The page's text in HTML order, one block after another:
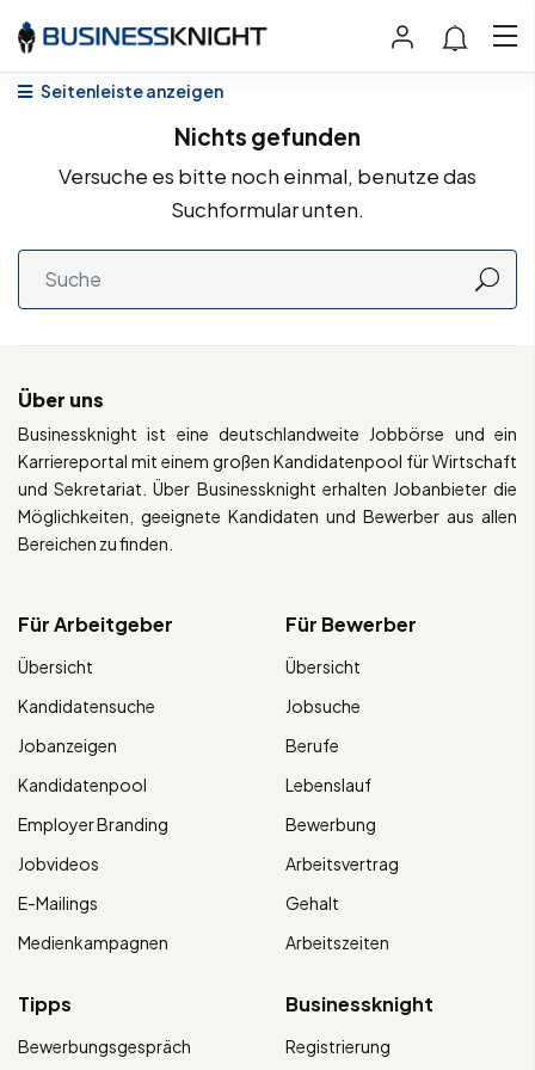
Seitenleiste anzeigen
Nichts gefunden
Versuche es bitte noch einmal, benutze das
Suchformular unten.
Über uns
Businessknight ist eine deutschlandweite Jobbörse und ein
Karriereportal mit einem großen Kandidatenpool für Wirtschaft
und Sekretariat. Über Businessknight erhalten Jobanbieter die
Möglichkeiten, geeignete Kandidaten und Bewerber aus allen
Bereichen zu finden.
Für Arbeitgeber
Übersicht
Kandidatensuche
Jobanzeigen
Kandidatenpool
Employer Branding
Jobvideos
E-Mailings
Medienkampagnen
Für Bewerber
Übersicht
Jobsuche
Berufe
Lebenslauf
Bewerbung
Arbeitsvertrag
Gehalt
Arbeitszeiten
Tipps
Bewerbungsgespräch
Businessknight
Registrierung